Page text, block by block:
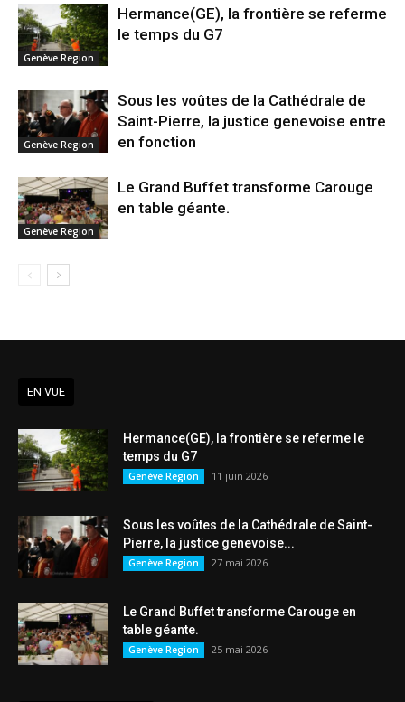
Genève Region
Hermance(GE), la frontière se referme
le temps du G7
Genève Region
Sous les voûtes de la Cathédrale de
Saint-Pierre, la justice genevoise entre
en fonction
Genève Region
Le Grand Buffet transforme Carouge
en table géante.
EN VUE
Hermance(GE), la frontière se referme le
temps du G7
Genève Region 11 juin 2026
Sous les voûtes de la Cathédrale de Saint-
Pierre, la justice genevoise...
Genève Region 27 mai 2026
Le Grand Buffet transforme Carouge en
table géante.
Genève Region 25 mai 2026